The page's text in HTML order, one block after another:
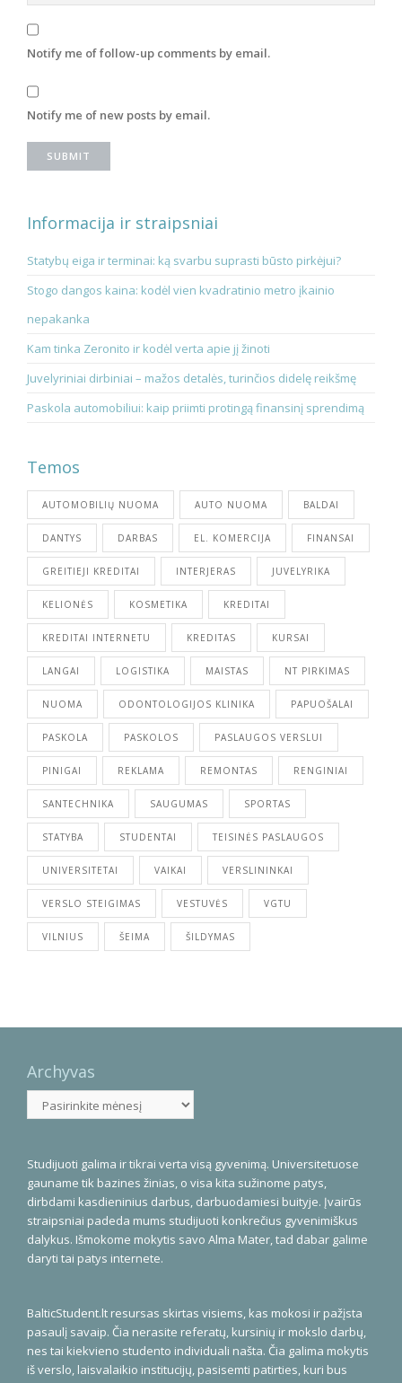
Notify me of follow-up comments by email.
Notify me of new posts by email.
Informacija ir straipsniai
Statybų eiga ir terminai: ką svarbu suprasti būsto pirkėjui?
Stogo dangos kaina: kodėl vien kvadratinio metro įkainio
nepakanka
Kam tinka Zeronito ir kodėl verta apie jį žinoti
Juvelyriniai dirbiniai – mažos detalės, turinčios didelę reikšmę
Paskola automobiliui: kaip priimti protingą finansinį sprendimą
Temos
AUTOMOBILIŲ NUOMA AUTO NUOMA BALDAI
DANTYS DARBAS EL. KOMERCIJA FINANSAI
GREITIEJI KREDITAI INTERJERAS JUVELYRIKA
KELIONĖS KOSMETIKA KREDITAI
KREDITAI INTERNETU KREDITAS KURSAI
LANGAI LOGISTIKA MAISTAS NT PIRKIMAS
NUOMA ODONTOLOGIJOS KLINIKA PAPUOŠALAI
PASKOLA PASKOLOS PASLAUGOS VERSLUI
PINIGAI REKLAMA REMONTAS RENGINIAI
SANTECHNIKA SAUGUMAS SPORTAS
STATYBA STUDENTAI TEISINĖS PASLAUGOS
UNIVERSITETAI VAIKAI VERSLININKAI
VERSLO STEIGIMAS VESTUVĖS VGTU
VILNIUS ŠEIMA ŠILDYMAS
Archyvas
Archyvas
Studijuoti galima ir tikrai verta visą gyvenimą. Universitetuose
gauname tik bazines žinias, o visa kita sužinome patys,
dirbdami kasdieninius darbus, darbuodamiesi buityje. Įvairūs
straipsniai padeda mums studijuoti konkrečius gyvenimiškus
dalykus. Išmokome mokytis savo Alma Mater, tad dabar galime
daryti tai patys internete.
BalticStudent.lt resursas skirtas visiems, kas mokosi ir pažįsta
pasaulį savaip. Čia nerasite referatų, kursinių ir mokslo darbų,
nes tai kiekvieno studento individuali našta. Čia galima mokytis
iš verslo, laisvalaikio institucijų, pasisemti patirties, kuri bus